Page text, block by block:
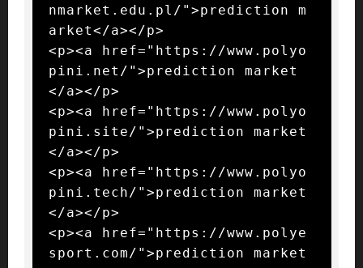
nmarket.edu.pl/">prediction m
arket</a></p>
<p><a href="https://www.polyo
pini.net/">prediction market
</a></p>
<p><a href="https://www.polyo
pini.site/">prediction market
</a></p>
<p><a href="https://www.polyo
pini.tech/">prediction market
</a></p>
<p><a href="https://www.polye
sport.com/">prediction market